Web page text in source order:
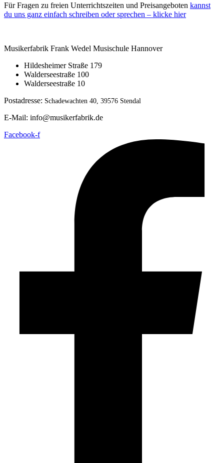
Für Fragen zu freien Unterrichtszeiten und Preisangeboten kannst
du uns ganz einfach schreiben oder sprechen – klicke hier
Musikerfabrik Frank Wedel Musischule Hannover
Hildesheimer Straße 179
Walderseestraße 100
Walderseestraße 10
Postadresse: Schadewachten 40, 39576 Stendal
E-Mail: info@musikerfabrik.de
Facebook-f